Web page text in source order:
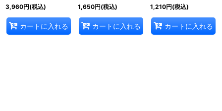
3,960円(税込)
カートに入れる
1,650円(税込)
カートに入れる
1,210円(税込)
カートに入れる